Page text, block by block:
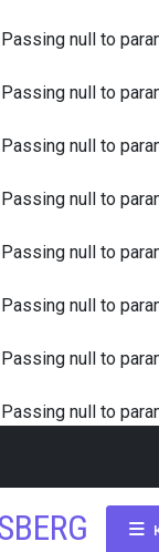
Passing null to
Passing null to
Passing null to
Passing null to
Passing null to
Passing null to
Passing null to
Passing null to